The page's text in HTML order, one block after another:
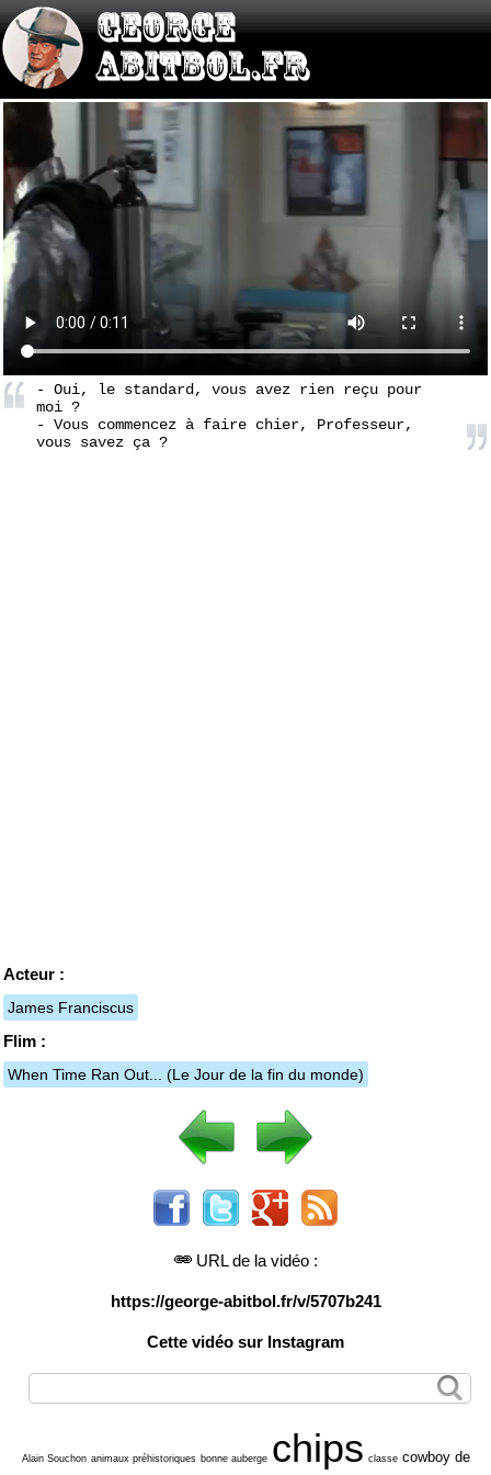
- Oui, le standard, vous avez rien reçu pour
moi ?
- Vous commencez à faire chier, Professeur,
vous savez ça ?
Acteur :
James Franciscus
Flim :
When Time Ran Out... (Le Jour de la fin du monde)
URL de la vidéo :
https://george-abitbol.fr/v/5707b241
Cette vidéo sur Instagram
Alain Souchon animaux préhistoriques bonne auberge chips classe cowboy de